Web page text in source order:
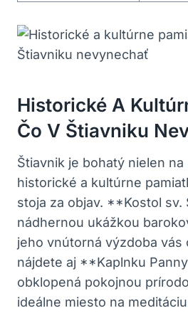
Historické A
Čo V Štiavniku
Štiavnik je bohatý nielen na
historické a kultúrne⁤
stoja za objav. **Kostol sv.
nádhernou ukážkou
jeho vnútorná výzdoba vás
nájdete aj ⁣**Kaplnku
obklopená pokojnou
ideálne miesto na